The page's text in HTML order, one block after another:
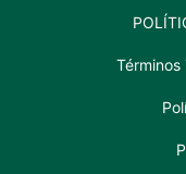
Términos